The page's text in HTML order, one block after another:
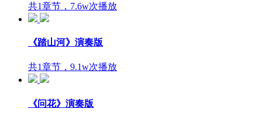
共1章节，7.6w次播放
《踏山河》演奏版
共1章节，9.1w次播放
《问花》演奏版